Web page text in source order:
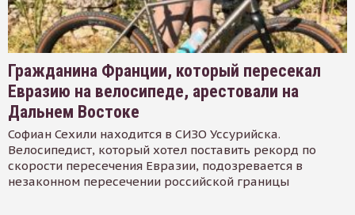
Гражданина Франции, который пересекал
Евразию на велосипеде, арестовали на
Дальнем Востоке
Софиан Сехили находится в СИЗО Уссурийска.
Велосипедист, который хотел поставить рекорд по
скорости пересечения Евразии, подозревается в
незаконном пересечении российской границы